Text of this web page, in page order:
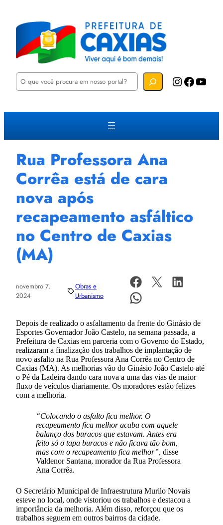
P
u
a
Instagram Facebook YouTube
Rua Professora Ana
Corrêa está de cara
nova após
recapeamento asfáltico
no Centro de Caxias
(MA)
novembro 7,
2024
Obras e
Urbanismo
Depois de realizado o asfaltamento da frente do Ginásio de
Esportes Governador João Castelo, na semana passada, a
Prefeitura de Caxias em parceria com o Governo do Estado,
realizaram a finalização dos trabalhos de implantação de
novo asfalto na Rua Professora Ana Corrêa no Centro de
Caxias (MA). As melhorias vão do Ginásio João Castelo até
o Pé da Ladeira dando cara nova a uma das vias de maior
fluxo de veículos diariamente. Os moradores estão felizes
com a melhoria.
“Colocando o asfalto fica melhor. O
recapeamento fica melhor acaba com aquele
balanço dos buracos que estavam. Antes era
feito só o tapa buracos e não ficava tão bom,
mas com o recapeamento fica melhor”, disse
Valdenor Santana, morador da Rua Professora
Ana Corrêa.
O Secretário Municipal de Infraestrutura Murilo Novais
esteve no local, onde vistoriou os trabalhos e destacou a
importância da melhoria. Além disso, reforçou que os
trabalhos seguem em outros bairros da cidade.